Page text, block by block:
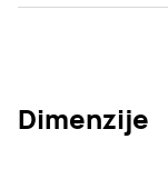
Dimenzije